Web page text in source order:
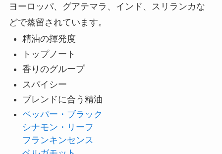
ヨーロッパ、グアテマラ、インド、スリランカな
どで蒸留されています。
精油の揮発度
トップノート
香りのグループ
スパイシー
ブレンドに合う精油
ペッパー・ブラック
シナモン・リーフ
フランキンセンス